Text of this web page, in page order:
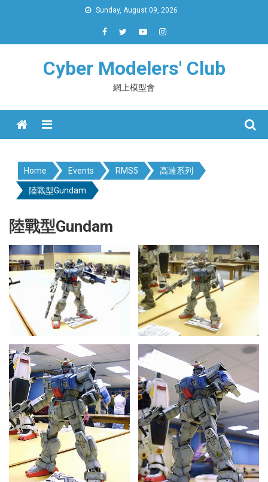
Sunday, August 09, 2026
Cyber Modelers' Club
網上模型會
Menu
Home Events RMS5 高達系列
陸戰型Gundam
陸戰型Gundam